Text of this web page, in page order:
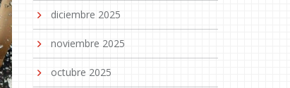
diciembre 2025
noviembre 2025
octubre 2025